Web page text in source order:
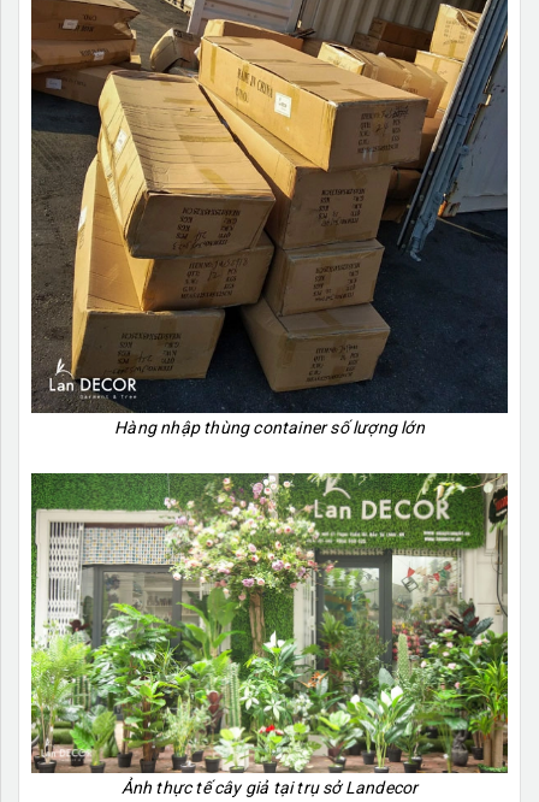
Hàng nhập thùng container số lượng lớn
Ảnh thực tế cây giả tại trụ sở Landecor